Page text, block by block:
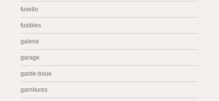
fusello
fusibles
galerie
garage
garde-boue
garnitures